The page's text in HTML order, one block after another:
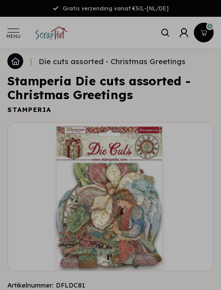
Gratis verzending vanaf €50,-[NL/DE]
MENU
0
| Die cuts assorted - Christmas Greetings
Stamperia Die cuts assorted -
Christmas Greetings
STAMPERIA
Artikelnummer: DFLDC81